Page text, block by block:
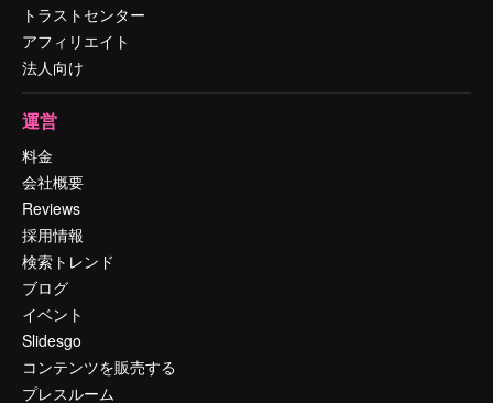
トラストセンター
アフィリエイト
法人向け
運営
料金
会社概要
Reviews
採用情報
検索トレンド
ブログ
イベント
Slidesgo
コンテンツを販売する
プレスルーム